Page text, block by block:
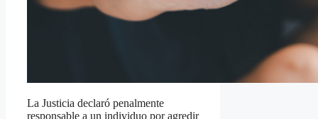
La Justicia declaró penalmente
responsable a un individuo por agredir